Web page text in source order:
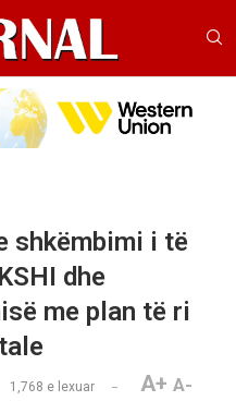
shkëmbimi i të
dhe
me plan të ri
1,768 e lexuar A+ A-